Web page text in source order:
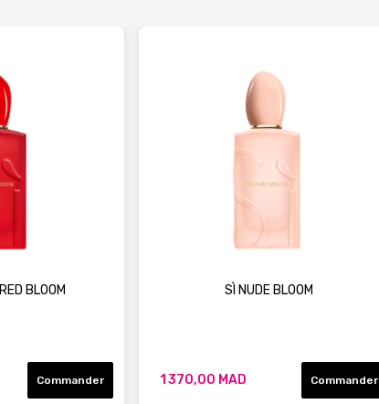
BLOOM
Commander
SÌ NUDE BLOOM
1 370,00 MAD Commander